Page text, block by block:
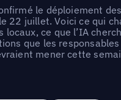
le déploiement
22 juillet. Voici ce qui
locaux, ce que l’IA
que les
mener cette